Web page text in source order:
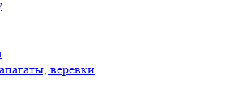
веревки